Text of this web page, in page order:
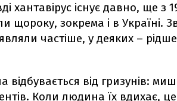
хантавірус існує давно, ще з
щороку, зокрема і в Україні.
частіше, у деяких –
відбувається від гризунів:
Коли людина їх вдихає,